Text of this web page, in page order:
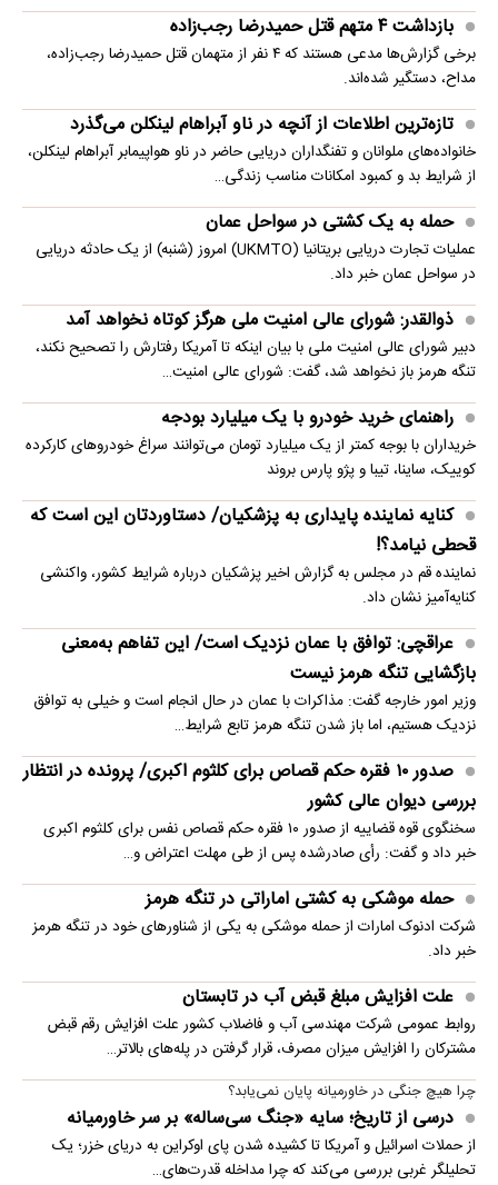
بازداشت ۴ متهم قتل حمیدرضا رجب‌زاده
برخی گزارش‌ها مدعی هستند که ۴ نفر از متهمان قتل حمیدرضا رجب‌زاده،
مداح، دستگیر شده‌اند.
تازه‌ترین اطلاعات از آنچه در ناو آبراهام لینکلن می‌گذرد
خانواده‌های ملوانان و تفنگداران دریایی حاضر در ناو هواپیمابر آبراهام لینکلن،
از شرایط بد و کمبود امکانات مناسب زندگی…
حمله به یک کشتی در سواحل عمان
عملیات تجارت دریایی بریتانیا (UKMTO) امروز (شنبه) از یک حادثه دریایی
در سواحل عمان خبر داد.
ذوالقدر: شورای عالی امنیت ملی هرگز کوتاه نخواهد آمد
دبیر شورای عالی امنیت ملی با بیان اینکه تا آمریکا رفتارش را تصحیح نکند،
تنگه هرمز باز نخواهد شد، گفت: شورای عالی امنیت…
راهنمای خرید خودرو با یک میلیارد بودجه
خریداران با بوجه کمتر از یک میلیارد تومان می‌توانند سراغ خودروهای کارکرده
کوییک، ساینا، تیبا و پژو پارس بروند
کنایه نماینده پایداری به پزشکیان/ دستاوردتان این است که
قحطی نیامد؟!
نماینده قم در مجلس به گزارش اخیر پزشکیان درباره شرایط کشور، واکنشی
کنایه‌آمیز نشان داد.
عراقچی: توافق با عمان نزدیک است/ این تفاهم به‌معنی
بازگشایی تنگه هرمز نیست
وزیر امور خارجه گفت: مذاکرات با عمان در حال انجام است و خیلی به توافق
نزدیک هستیم، اما باز شدن تنگه هرمز تابع شرایط…
صدور ۱۰ فقره حکم قصاص برای کلثوم اکبری/ پرونده در انتظار
بررسی دیوان عالی کشور
سخنگوی قوه قضاییه از صدور ۱۰ فقره حکم قصاص نفس برای کلثوم اکبری
خبر داد و گفت: رأی صادرشده پس از طی مهلت اعتراض و…
حمله موشکی به کشتی اماراتی در تنگه هرمز
شرکت ادنوک امارات از حمله موشکی به یکی از شناورهای خود در تنگه هرمز
خبر داد.
علت افزایش مبلغ قبض آب در تابستان
روابط عمومی شرکت مهندسی آب و فاضلاب کشور علت افزایش رقم قبض
مشترکان را افزایش میزان مصرف، قرار گرفتن در پله‌های بالاتر…
چرا هیچ جنگی در خاورمیانه پایان نمی‌یابد؟
درسی از تاریخ؛ سایه «جنگ سی‌ساله» بر سر خاورمیانه
از حملات اسرائیل و آمریکا تا کشیده شدن پای اوکراین به دریای خزر؛ یک
تحلیلگر غربی بررسی می‌کند که چرا مداخله قدرت‌های…